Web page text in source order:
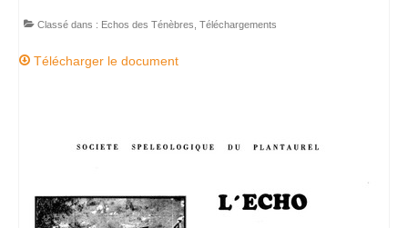
La commission scientifique / environnement
Classé dans : Echos des Ténèbres Téléchargements
Télécharger le document